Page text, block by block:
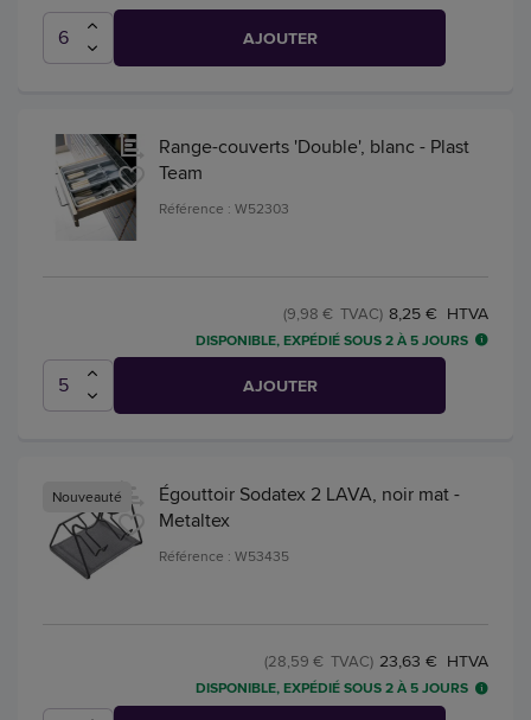
AJOUTER
Range-couverts 'Double', blanc - Plast
Team
Référence : W52303
8,25 € HTVA
(9,98 € TVAC)
DISPONIBLE, EXPÉDIÉ SOUS 2 À 5 JOURS
AJOUTER
Nouveauté
Égouttoir Sodatex 2 LAVA, noir mat -
Metaltex
Référence : W53435
23,63 € HTVA
(28,59 € TVAC)
DISPONIBLE, EXPÉDIÉ SOUS 2 À 5 JOURS